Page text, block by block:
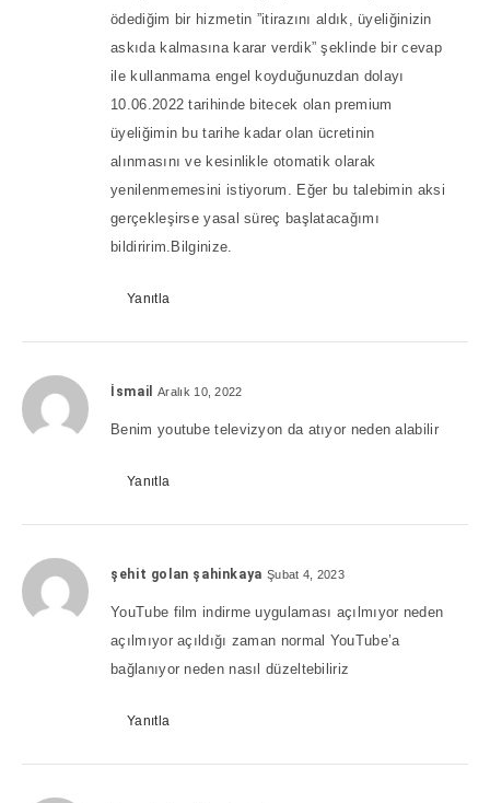
ödediğim bir hizmetin ”itirazını aldık, üyeliğinizin
askıda kalmasına karar verdik” şeklinde bir cevap
ile kullanmama engel koyduğunuzdan dolayı
10.06.2022 tarihinde bitecek olan premium
üyeliğimin bu tarihe kadar olan ücretinin
alınmasını ve kesinlikle otomatik olarak
yenilenmemesini istiyorum. Eğer bu talebimin aksi
gerçekleşirse yasal süreç başlatacağımı
bildiririm.Bilginize.
Yanıtla
İsmail Aralık 10, 2022
Benim youtube televizyon da atıyor neden alabilir
Yanıtla
şehit golan şahinkaya Şubat 4, 2023
YouTube film indirme uygulaması açılmıyor neden
açılmıyor açıldığı zaman normal YouTube’a
bağlanıyor neden nasıl düzeltebiliriz
Yanıtla